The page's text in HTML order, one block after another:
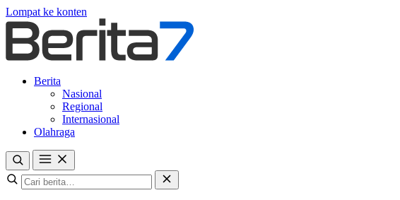
Lompat ke konten
Berita
Nasional
Regional
Internasional
Olahraga